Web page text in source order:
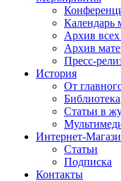
Календарь
Архив
Архив
Пресс-
История
От
Библиотека
Статьи в
Интернет-
Статьи
Подписка
Контакты